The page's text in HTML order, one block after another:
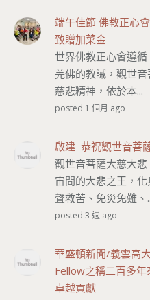
端午佳節 佛教正心
致贈加菜金
世界佛教正心會遵
羌佛的教誡，觀世
慈悲精神，依於本...
posted 1 個月 ago
啟建 恭祝觀世音菩
觀世音菩薩大慈大
宙間的大悲之王，
聲救苦、免災免難、
posted 3 週 ago
華盛頓新聞/義雲高
Fellow之稱二百多
卓越貢獻